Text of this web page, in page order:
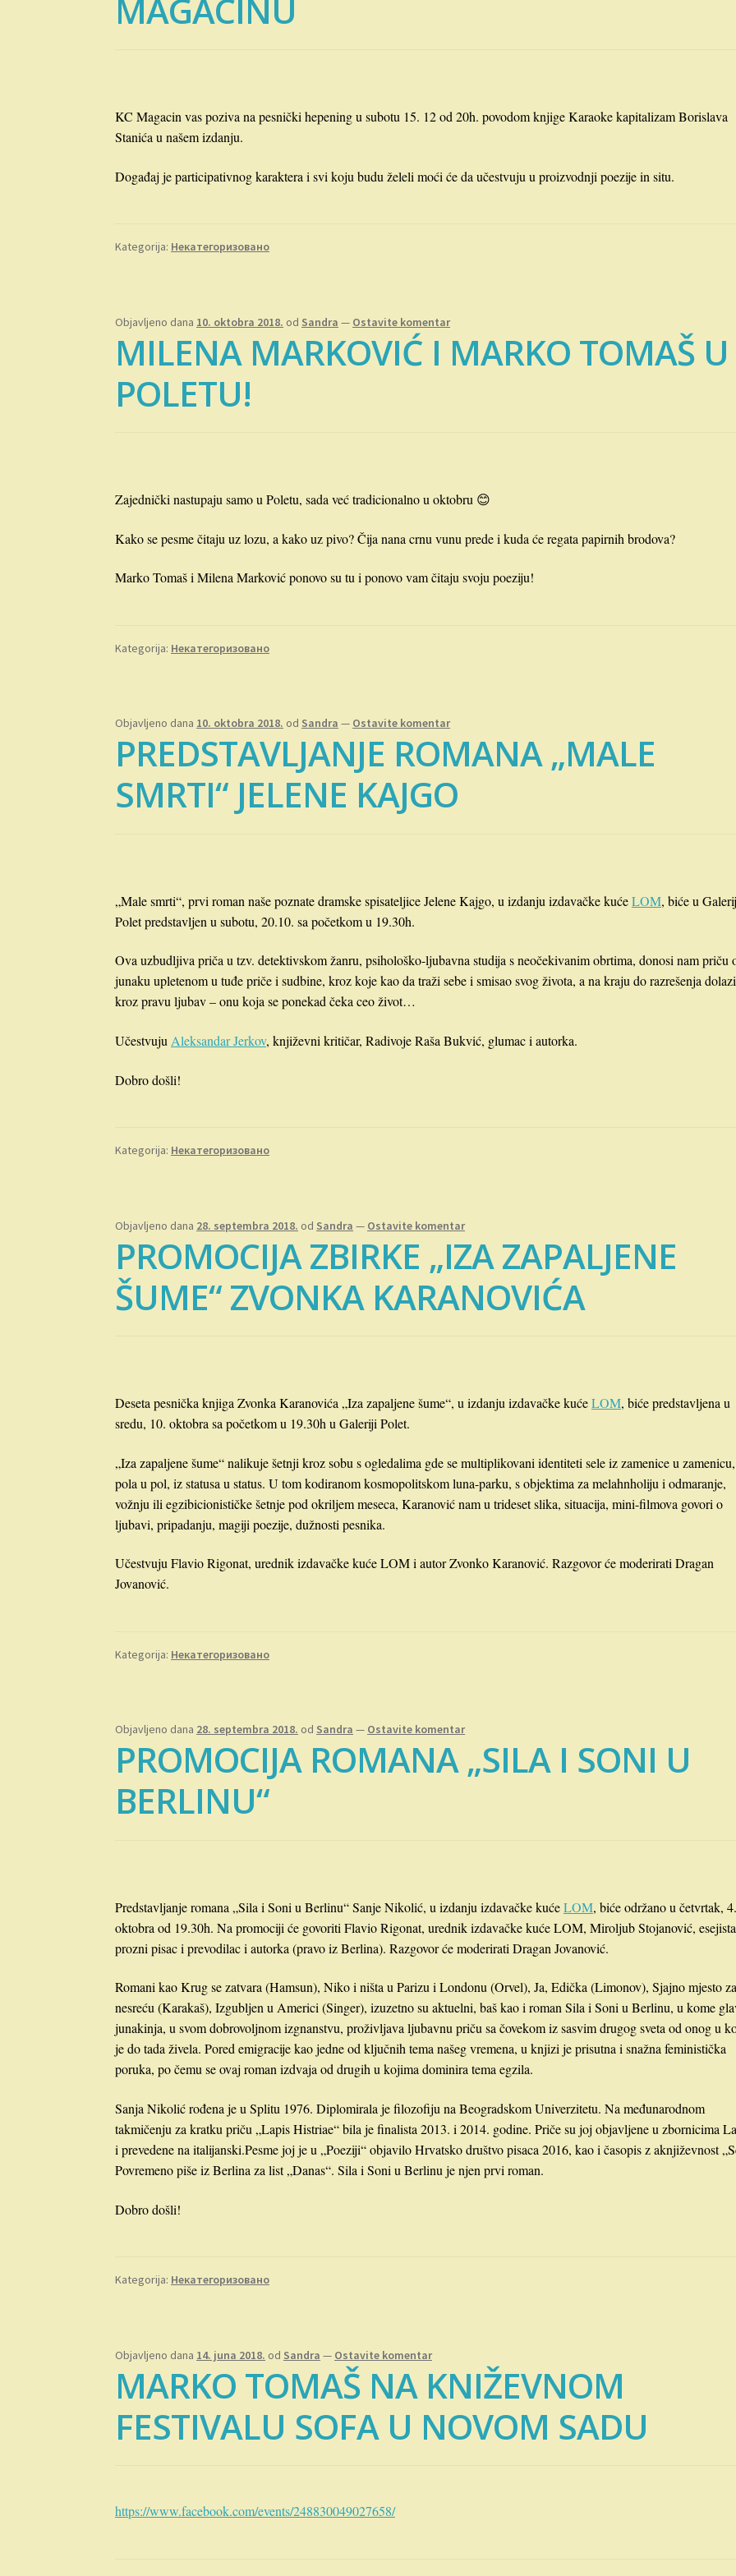
MAGACINU
KC Magacin vas poziva na pesnički hepening u subotu 15. 12 od 20h. povodom knjige Karaoke kapitalizam Borislava
Stanića u našem izdanju.
Događaj je participativnog karaktera i svi koju budu želeli moći će da učestvuju u proizvodnji poezije in situ.
Kategorija: Некатегоризовано
Objavljeno dana 10. oktobra 2018. od Sandra — Ostavite komentar
MILENA MARKOVIĆ I MARKO TOMAŠ U
POLETU!
Zajednički nastupaju samo u Poletu, sada već tradicionalno u oktobru 😊
Kako se pesme čitaju uz lozu, a kako uz pivo? Čija nana crnu vunu prede i kuda će regata papirnih brodova?
Marko Tomaš i Milena Marković ponovo su tu i ponovo vam čitaju svoju poeziju!
Kategorija: Некатегоризовано
Objavljeno dana 10. oktobra 2018. od Sandra — Ostavite komentar
PREDSTAVLJANJE ROMANA „MALE
SMRTI“ JELENE KAJGO
„Male smrti“, prvi roman naše poznate dramske spisateljice Jelene Kajgo, u izdanju izdavačke kućeLOM, biće u
Polet predstavljen u subotu, 20.10. sa početkom u 19.30h.
Ova uzbudljiva priča u tzv. detektivskom žanru, psihološko-ljubavna studija s neočekivanim obrtima, donosi nam priču
junaku upletenom u tuđe priče i sudbine, kroz koje kao da traži sebe i smisao svog života, a na kraju do razrešenja dolazi
kroz pravu ljubav – onu koja se ponekad čeka ceo život…
Učestvuju Aleksandar Jerkov, književni kritičar, Radivoje Raša Bukvić, glumac i autorka.
Dobro došli!
Kategorija: Некатегоризовано
Objavljeno dana 28. septembra 2018. od Sandra — Ostavite komentar
PROMOCIJA ZBIRKE „IZA ZAPALJENE
ŠUME“ ZVONKA KARANOVIĆA
Deseta pesnička knjiga Zvonka Karanovića „Iza zapaljene šume“, u izdanju izdavačke kućeLOM, biće predstavljena u
sredu, 10. oktobra sa početkom u 19.30h u Galeriji Polet.
„Iza zapaljene šume“ nalikuje šetnji kroz sobu s ogledalima gde se multiplikovani identiteti sele iz zamenice u
pola u pol, iz statusa u status. U tom kodiranom kosmopolitskom luna-parku, s objektima za melahnholiju i odmaranje,
vožnju ili egzibicionističke šetnje pod okriljem meseca, Karanović nam u trideset slika, situacija, mini-filmova govori o
ljubavi, pripadanju, magiji poezije, dužnosti pesnika.
Učestvuju Flavio Rigonat, urednik izdavačke kuće LOM i autor Zvonko Karanović. Razgovor će moderirati Dragan
Jovanović.
Kategorija: Некатегоризовано
Objavljeno dana 28. septembra 2018. od Sandra — Ostavite komentar
PROMOCIJA ROMANA „SILA I SONI U
BERLINU“
Predstavljanje romana „Sila i Soni u Berlinu“ Sanje Nikolić, u izdanju izdavačke kućeLOM, biće održano u četvrtak,
oktobra od 19.30h. Na promociji će govoriti Flavio Rigonat, urednik izdavačke kuće LOM, Miroljub Stojanović,
prozni pisac i prevodilac i autorka (pravo iz Berlina). Razgovor će moderirati Dragan Jovanović.
Romani kao Krug se zatvara (Hamsun), Niko i ništa u Parizu i Londonu (Orvel), Ja, Edička (Limonov), Sjajno mjesto
nesreću (Karakaš), Izgubljen u Americi (Singer), izuzetno su aktuelni, baš kao i roman Sila i Soni u Berlinu, u kome
junakinja, u svom dobrovoljnom izgnanstvu, proživljava ljubavnu priču sa čovekom iz sasvim drugog sveta od onog u
je do tada živela. Pored emigracije kao jedne od ključnih tema našeg vremena, u knjizi je prisutna i snažna feministička
poruka, po čemu se ovaj roman izdvaja od drugih u kojima dominira tema egzila.
Sanja Nikolić rođena je u Splitu 1976. Diplomirala je filozofiju na Beogradskom Univerzitetu. Na međunarodnom
takmičenju za kratku priču „Lapis Histriae“ bila je finalista 2013. i 2014. godine. Priče su joj objavljene u zbornicima
i prevedene na italijanski.Pesme joj je u „Poeziji“ objavilo Hrvatsko društvo pisaca 2016, kao i časopis z aknjiževnost
Povremeno piše iz Berlina za list „Danas“. Sila i Soni u Berlinu je njen prvi roman.
Dobro došli!
Kategorija: Некатегоризовано
Objavljeno dana 14. juna 2018. od Sandra — Ostavite komentar
MARKO TOMAŠ NA KNIŽEVNOM
FESTIVALU SOFA U NOVOM SADU
https://www.facebook.com/events/248830049027658/